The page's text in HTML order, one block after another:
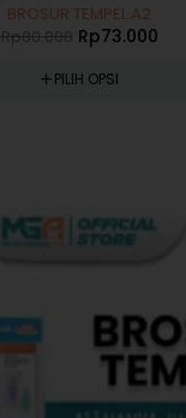
BROSUR TEMPEL A2
Rp80.000 Rp73.000
PILIH OPSI